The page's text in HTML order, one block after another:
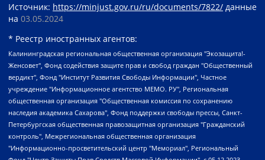
Источник: https://minjust.gov.ru/ru/documents/7822/ данные
на 03.05.2024
* Реестр иностранных агентов:
Калининградская региональная общественная организация "Экозащита!-Женсовет", Фонд содействия защите прав и свобод граждан "Общественный вердикт", Фонд "Институт Развития Свободы Информации", Частное учреждение "Информационное агентство МЕМО. РУ", Региональная общественная организация "Общественная комиссия по сохранению наследия академика Сахарова", Фонд поддержки свободы прессы, Санкт-Петербургская общественная правозащитная организация "Гражданский контроль", Межрегиональная общественная организация "Информационно-просветительский центр "Мемориал", Региональный Фонд "Центр Защиты Прав Средств Массовой Информации", с 05.12.2023 Фонд "Центр Защиты Прав Средств массовой информации", Региональная общественная благотворительная организация помощи беженцам и мигрантам "Гражданское содействие", Негосударственное образовательное учреждение дополнительного профессионального образования (повышение квалификации) специалистов "АКАДЕМИЯ ПО ПРАВАМ ЧЕЛОВЕКА", Свердловская региональная общественная организация "Сутяжник", Автономная некоммерческая организация "Центр независимых социологических исследований", Союз общественных объединений "Российский исследовательский центр по правам человека", Региональное общественное учреждение научно-информационный центр "МЕМОРИАЛ", Некоммерческая организация "Фонд защиты гласности", Автономная некоммерческая организация "Институт прав человека", Городская общественная организация "Екатеринбургское общество "МЕМОРИАЛ", Городская общественная организация "Рязанское историко-просветительское и правозащитное общество "Мемориал" (Рязанский Мемориал), Челябинский региональный орган общественной самодеятельности – женское общественное объединение "Женщины Евразии", Челябинский региональный орган общественной самодеятельности "Уральская правозащитная группа", Фонд содействия защите здоровья и социальной справедливости имени Андрея Рылькова, Автономная Некоммерческая Организация "Аналитический Центр Юрия Левады", Автономная некоммерческая организация социальной поддержки населения "Проект Апрель", Региональная общественная организация помощи женщинам и детям, находящимся в кризисной ситуации "Информационно-методический центр "Анна", Фонд содействия развитию массовых коммуникаций и правовому просвещению "Так-так-Так", Фонд содействия устойчивому развитию "Серебряная тайга", Свердловский региональный общественный фонд социальных проектов "Новое время", "Idel.Реалии", Кавказ.Реалии, Крым.Реалии, Телеканал Настоящее Время, Татаро-башкирская служба Радио Свобода (Azatliq Radiosi), Радио Свободная Европа/Радио Свобода (PCE/PC), "Сибирь.Реалии", "Фактограф", Благотворительный фонд помощи осужденным и их семьям, Автономная некоммерческая организация "Институт глобализации и социальных движений", Фонд "В защиту прав заключенных", Частное учреждение "Центр поддержки и содействия развитию средств массовой информации", Пензенский региональный общественный благотворительный фонд "Гражданский союз", "Север.Реалии", Некоммерческая организация Фонд "Правовая инициатива", Общество с ограниченной ответственностью "Радио Свободная Европа/Радио Свобода", Чешское информационное агентство "MEDIUM-ORIENT", Красноярская региональная общественная организация "Мы против СПИДа", Камалягин Денис Николаевич, Маркелов Сергей Евгеньевич, Пономарев Лев Александрович, Савицкая Людмила Алексеевна, Автономная некоммерческая организация "Центр по работе с проблемой насилия "НАСИЛИЮ.НЕТ", Межрегиональный профессиональный союз работников здравоохранения "Альянс врачей", Юридическое лицо, зарегистрированное в Латвийской Республике, SIA "Medusa Project" (регистрационный номер 40103797863, дата регистрации 10.06.2014), Некоммерческая организация "Фонд по борьбе с коррупцией", Автономная некоммерческая организация "Институт права и публичной политики", Баданин Роман Сергеевич, Гликин Максим Александрович, Железнова Мария Михайловна, Лукьянова Юлия Сергеевна, Маетная Елизавета Витальевна, Маняхин Петр Борисович, Чуракова Ольга Владимировна, Ярош Юлия Петровна, Юридическое лицо "The Insider SIA", зарегистрированное в Риге, Латвийская Республика (дата регистрации 26.06.2015), являющееся администратором доменного имени интернет-издания "The Insider SIA", https://theins.ru, Постернак Алексей Евгеньевич, Рубин Михаил Аркадьевич, Анин Роман Александрович, Юридическое лицо Istories fonds, зарегистрированное в Латвийской Республике (регистрационный номер 50008295751, дата регистрации 24.02.2020), Великовский Дмитрий Александрович, Долинина Ирина Николаевна, Мароховская Алеся Алексеевна, Шлейнов Роман Юрьевич, Шмагун Олеся Валентиновна, Общество с ограниченной ответственностью "Альтаир 2021", Общество с ограниченной ответственностью "Вега 2021", Общество с ограниченной ответственностью "Главный редактор 2021", Общество с ограниченной ответственностью "Ромашки монолит", Важенков Артем Валерьевич, Ивановская областная общественная организация "Центр гендерных исследований", Гурман Юрий Альбертович, Медиапроект "ОВД-Инфо", Егоров Владимир Владимирович, Жилинский Владимир Александрович, Общество с ограниченной ответственностью "ЗП", Иванова София Юрьевна, Карезина Инна Павловна, Кильтау Екатерина Викторовна, Петров Алексей Викторович, Пискунов Сергей Евгеньевич, Смирнов Сергей Сергеевич, Тихонов Михаил Сергеевич, Общество с ограниченной ответственностью "ЖУРНАЛИСТ-ИНОСТРАННЫЙ АГЕНТ", Арапова Галина Юрьевна, Вольтская Татьяна Анатольевна, Американская компания "Mason G.E.S. Anonymous Foundation" (США), являющаяся владельцем интернет-издания https://mnews.world/, Компания "Stichting Bellingcat", зарегистрированная в Нидерландах (дата регистрации 11.07.2018), Захаров Андрей Вячеславович, Клепиковская Екатерина Дмитриевна, Общество с ограниченной ответственностью "МЕМО", Перл Роман Александрович, Симонов Евгений Алексеевич, Соловьева Елена Анатольевна, Сотников Даниил Владимирович, Сурначева Елизавета Дмитриевна, Автономная некоммерческая организация по защите прав человека и информированию населения "Якутия – Наше Мнение", Общество с ограниченной ответственностью "Москоу диджитал медиа", с 26.01.2023 Общество с ограниченной ответственностью "Чайка Белые сады", Ветошкина Валерия Валерьевна, Заговора Максим Александрович, Межрегиональное общественное движение "Российская ЛГБТ - сеть", Оленичев Максим Владимирович, Павлов Иван Юрьевич, Скворцова Елена Сергеевна, Общество с ограниченной ответственностью "Как бы инагент", Кочетков Игорь Викторович, Общество с ограниченной ответственностью "Честные выборы", Еланчик Олег Александрович, Общество с ограниченной ответственностью "Нобелевский призыв", Гималова Регина Эмилевна, Григорьев Андрей Валерьевич, Григорьева Алина Александровна, Ассоциация по содействию защите прав призывников, альтернативнослужащих и военнослужащих "Правозащитная группа "Гражданин.Армия.Право", Хисамова Регина Фаритовна, Автономная некоммерческая организация по реализации социально-правовых программ "Лилит", Дальневосточное общественное движение "Маяк", Санкт-Петербургская ЛГБТ-инициативная группа "Выход", Инициативная группа ЛГБТ+ "Реверс", Алексеев Андрей Викторович, Бекбулатова Таисия Львовна, Беляев Иван Михайлович, Владыкина Елена Сергеевна, Гельман Марат Александрович, Никульшина Вероника Юрьевна, Толоконникова Надежда Андреевна, Шендерович Виктор Анатольевич, Общество с ограниченной ответственностью "Данное сообщение", Общество с ограниченной ответственностью Издательский дом "Новая глава", Айнбиндер Александра Александровна, Московский комьюнити-центр для ЛГБТ+инициатив, Благотворительный фонд развития филантропии, Deutsche Welle (Германия, Kurt-Schumacher-Strasse 3, 53113 Bonn), Борзунова Мария Михайловна, Воробьев Виктор Викторович, Голубева Анна Львовна, Константинова Алла Михайловна, Малкова Ирина Владимировна, Мурадов Мурад Абдулгалимович, Осетинская Елизавета Николаевна, Понасенков Евгений Николаевич, Ганапольский Матвей Юрьевич, Киселев Евгений Алексеевич, Борухович Ирина Григорьевна, Дремин Иван Тимофеевич, Дубровский Дмитрий Викторович, Красноярская региональная общественная организация поддержки и развития альтернативных образовательных технологий и межкультурных коммуникаций "ИНТЕРРА", Маяковская Екатерина Алексеевна, Фейгин Марк Захарович, Филимонов Андрей Викторович, Дзугкоева Регина Николаевна, Доброхотов Роман Александрович, Дудь Юрий Александрович, Елкин Сергей Владимирович, Кругликов Кирилл Игоревич, Сабунаева Мария Леонидовна, Семенов Алексей Владимирович, Шаинян Карен Багратович, Шульман Екатерина Михайловна, Асафьев Артур Валерьевич, Вахштайн Виктор Семенович, Венедиктов Алексей Алексеевич, Лушникова Екатерина Евгеньевна, Волков Леонид Михайлович, Невзоров Александр Глебович, Пархоменко Сергей Борисович, Сироткин Ярослав Николаевич, Кара-Мурза Владимир Владимирович, Баранова Наталья Владимировна, Гозман Леонид Яковлевич, Кагарлицкий Борис Юльевич, Климарев Михаил Валерьевич, Милов Владимир Станиславович, Автономная некоммерческая организация Краснодарский центр современного искусства "Типография", Моргенштерн Алишер Тагирович, Соболь Любовь Эдуардовна, Общество с ограниченной ответственностью "ЛИЗА НОРМ", Каспаров Гарри Кимович, Ходорковский Михаил Борисович, Общество с ограниченной ответственностью "Апрельские тезисы", Данилович Ирина Брониславовна, Кашин Олег Владимирович, Петров Николай Владимирович, Пивоваров Алексей Владимирович, Соколов Михаил Владимирович, Цветкова Юлия Владимировна, Чичваркин Евгений Александрович, Комитет против пыток/Команда против пыток, Общество с ограниченной ответственностью "Первый научный", Общество с ограниченной ответственностью "Вертолет и ко", Белоцерковская Вероника Борисовна, Кац Максим Евгеньевич, Лазарева Татьяна Юрьевна, Шаведдинов Руслан Табризович, Яшин Илья Валерьевич, Общество с ограниченной ответственностью "Иноагент ААВ", Алешковский Дмитрий Петрович, Альбац Евгения Марковна, Быков Дмитрий Львович, Галямина Юлия Евгеньевна, Лойко Сергей Леонидович, Мартынов Кирилл Константинович, Медведев Сергей Александрович, Крашенинников Федор Геннадиевич, Гордеева Катерина Вл